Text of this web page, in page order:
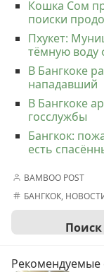
Кошка Сом
поиски
Пхукет:
тёмную воду
В Бангкоке
нападавший
В Бангкоке
госслужбы
Бангкок:
есть
BAMBOO POST
БАНГКОК,